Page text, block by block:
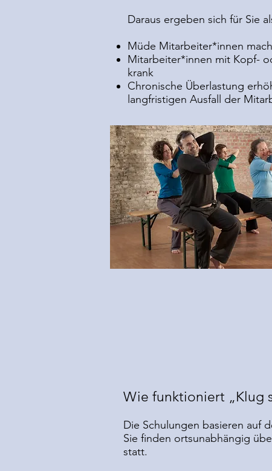
Daraus ergeben sich für Sie
Müde Mitarbeiter*innen
Mitarbeiter*innen mit Kopf-
krank
Chronische Überlastung
langfristigen Ausfall der
Wie funktioniert „Klug
Die Schulungen basieren auf
Sie finden ortsunabhängig
statt.